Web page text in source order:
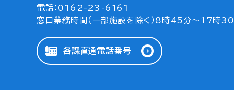
電話：0162-23-6161
窓口業務時間（一部施設を除く）8時45分～17時
各課直通電話番号